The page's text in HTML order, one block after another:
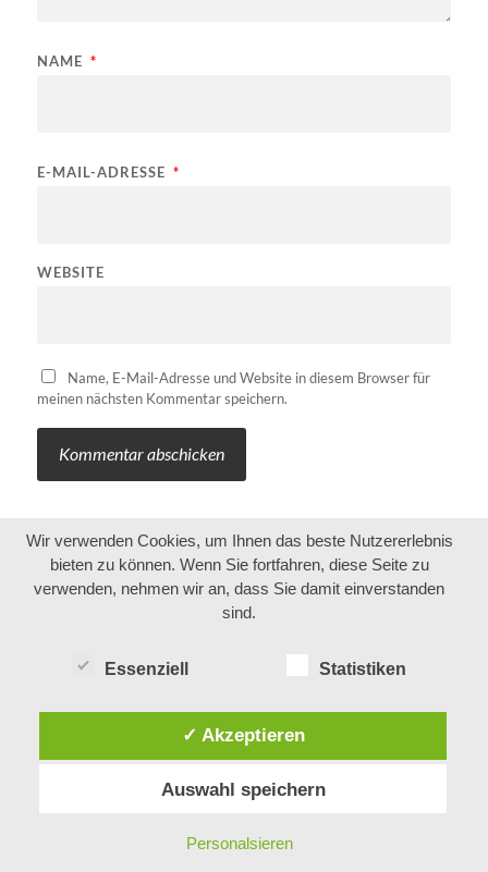
NAME *
E-MAIL-ADRESSE *
WEBSITE
Name, E-Mail-Adresse und Website in diesem Browser für
meinen nächsten Kommentar speichern.
Wir verwenden Cookies, um Ihnen das beste Nutzererlebnis
bieten zu können. Wenn Sie fortfahren, diese Seite zu
verwenden, nehmen wir an, dass Sie damit einverstanden
sind.
Essenziell Statistiken
✓ Akzeptieren
Auswahl speichern
Personalsieren